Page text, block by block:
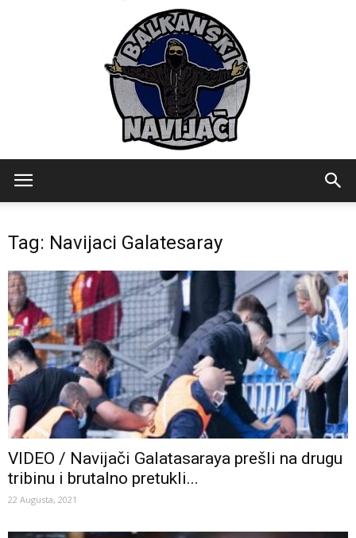
Tag: Navijaci Galatesaray
VIDEO / Navijači Galatasaraya prešli na drugu
tribinu i brutalno pretukli...
22 Augusta, 2021